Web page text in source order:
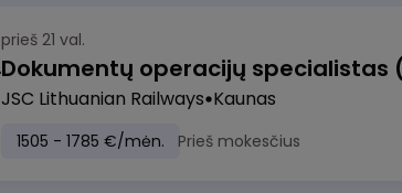
prieš 21 val.
JSC Lithuanian Railways Kaunas
1505 - 1785 €/mėn. Prieš mokesčius